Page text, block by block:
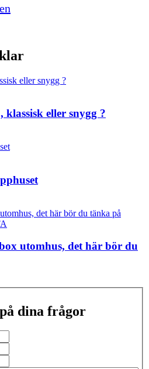
eller snygg ?
utomhus, det här bör du
dina frågor